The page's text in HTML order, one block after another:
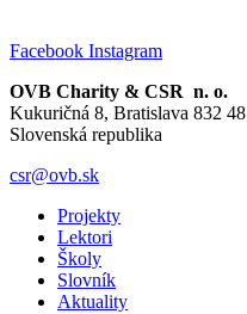
Facebook Instagram
OVB Charity & CSR n. o.
Kukuričná 8, Bratislava 832 48
Slovenská republika
csr@ovb.sk
Projekty
Lektori
Školy
Slovník
Aktuality